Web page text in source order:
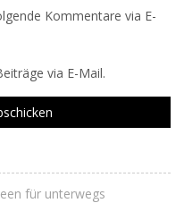
Kommentare via E-
via E-Mail.
für unterwegs